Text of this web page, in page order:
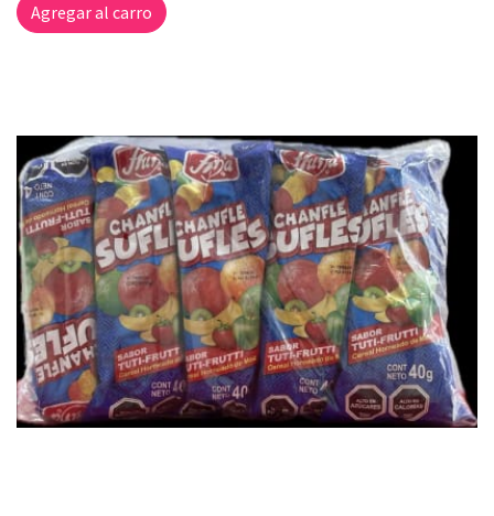
Agregar al carro